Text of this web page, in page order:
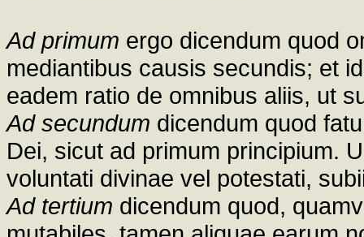
Ad primum ergo dicendum quod
mediantibus causis secundis; et
eadem ratio de omnibus aliis, ut
Ad secundum dicendum quod
Dei, sicut ad primum principium.
voluntati divinae vel potestati,
Ad tertium dicendum quod,